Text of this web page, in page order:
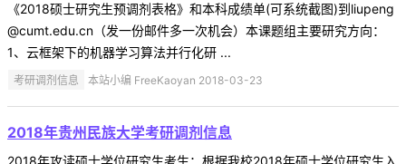
《2018硕士研究生预调剂表格》和本科成绩单(可系统截图)到liupeng
@cumt.edu.cn（发一份邮件多一次机会）本课题组主要研究方向：
1、云框架下的机器学习算法并行化研 ...
考研调剂信息 本站小编 FreeKaoyan 2018-03-23
2018年贵州民族大学考研调剂信息
2018年攻读硕士学位研究生考生：根据我校2018年硕士学位研究生入